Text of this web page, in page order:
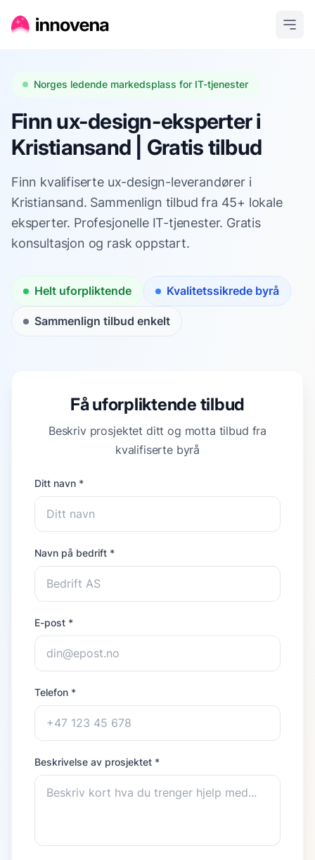
Norges ledende markedsplass for IT-tjenester
Finn ux-design-eksperter i
Kristiansand | Gratis tilbud
Finn kvalifiserte ux-design-leverandører i
Kristiansand. Sammenlign tilbud fra 45+ lokale
eksperter. Profesjonelle IT-tjenester. Gratis
konsultasjon og rask oppstart.
Helt uforpliktende Kvalitetssikrede byrå
Sammenlign tilbud enkelt
Få uforpliktende tilbud
Beskriv prosjektet ditt og motta tilbud fra
kvalifiserte byrå
Ditt navn *
Navn på bedrift *
E-post *
Telefon *
Beskrivelse av prosjektet *